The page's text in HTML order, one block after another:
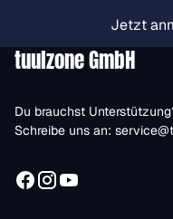
Jetzt
tuulzone GmbH
Du brauchst
Schreibe uns an: